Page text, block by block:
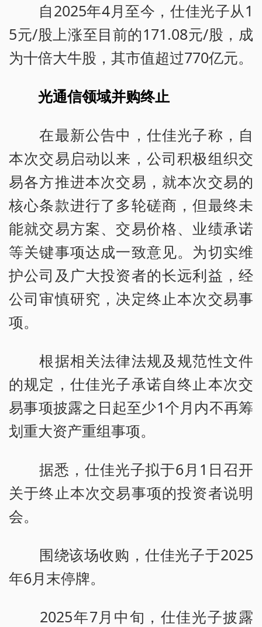
自2025年4月至今，仕佳光子从1
5元/股上涨至目前的171.08元/股，成
为十倍大牛股，其市值超过770亿元。
光通信领域并购终止
在最新公告中，仕佳光子称，自
本次交易启动以来，公司积极组织交
易各方推进本次交易，就本次交易的
核心条款进行了多轮磋商，但最终未
能就交易方案、交易价格、业绩承诺
等关键事项达成一致意见。为切实维
护公司及广大投资者的长远利益，经
公司审慎研究，决定终止本次交易事
项。
根据相关法律法规及规范性文件
的规定，仕佳光子承诺自终止本次交
易事项披露之日起至少1个月内不再筹
划重大资产重组事项。
据悉，仕佳光子拟于6月1日召开
关于终止本次交易事项的投资者说明
会。
围绕该场收购，仕佳光子于2025
年6月末停牌。
2025年7月中旬，仕佳光子披露